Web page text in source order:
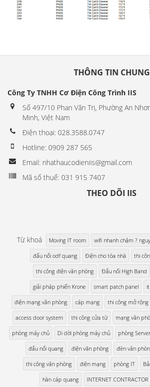
THÔNG TIN CHUNG
Công Ty TNHH Cơ Điện Công Trình IIS
Số 497/10 Phan Văn Trị, Phường An
Minh, Việt Nam
Điện thoại: 028.3588.0747
Hotline: 0909 287 565
Email: nhathaucodieniis@gmail.com
Mã số thuế: 031 915 7407
THEO DÕI IIS
Từ khoá Moving IT room wifi nhanh chậm ?
đấu nối odf quang Điện cho tòa nhà thi
thi công điện văn phòng Đấu nối High Band
giải pháp phiến Krone smart patch panel it
điện mạng văn phòng cáp mạng thi công mở
access door system thi công cửa từ mạng văn
phòng máy chủ Di dời phòng máy chủ phòng Server
đấu nối quang điện văn phòng đèn văn
thi công văn phòng điện mạng phòng IT
hàn cáp quang INTERNET